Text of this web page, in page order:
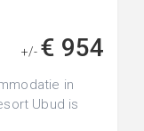
+/- € 954
in
Ubud is